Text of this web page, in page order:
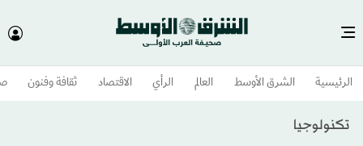
الرئيسية الشرق الأوسط​ العالم الرأي الاقتصاد ثقافة وفنون
تكنولوجيا